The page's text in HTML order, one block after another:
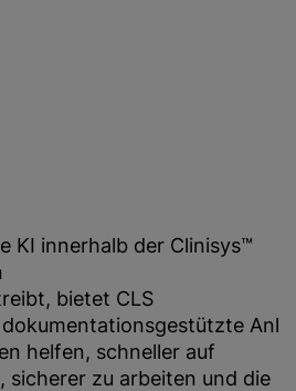
KI innerhalb der Clinisys™
bietet CLS
Anl
helfen, schneller auf
sicherer zu arbeiten und die